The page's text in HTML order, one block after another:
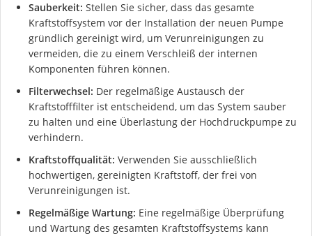
Sauberkeit: Stellen Sie sicher, dass das gesamte
Kraftstoffsystem vor der Installation der neuen Pumpe
gründlich gereinigt wird, um Verunreinigungen zu
vermeiden, die zu einem Verschleiß der internen
Komponenten führen können.
Filterwechsel: Der regelmäßige Austausch der
Kraftstofffilter ist entscheidend, um das System sauber
zu halten und eine Überlastung der Hochdruckpumpe zu
verhindern.
Kraftstoffqualität: Verwenden Sie ausschließlich
hochwertigen, gereinigten Kraftstoff, der frei von
Verunreinigungen ist.
Regelmäßige Wartung: Eine regelmäßige Überprüfung
und Wartung des gesamten Kraftstoffsystems kann